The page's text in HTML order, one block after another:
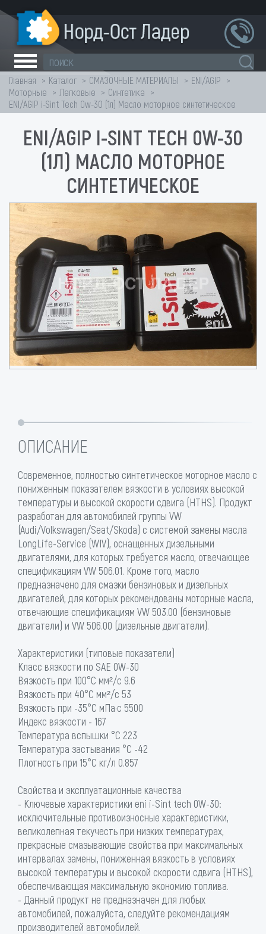
Главная Каталог СМАЗОЧНЫЕ МАТЕРИАЛЫ
ENI/AGIP
Моторные
Легковые
Синтетика
ENI/AGIP i-Sint Tech 0w-30 (1л) Масло моторное синтетическое
ENI/AGIP I-SINT TECH 0W-30
(1Л) МАСЛО МОТОРНОЕ
СИНТЕТИЧЕСКОЕ
ОПИСАНИЕ
Современное, полностью синтетическое моторное масло с
пониженным показателем вязкости в условиях высокой
температуры и высокой скорости сдвига (HTHS). Продукт
разработан для автомобилей группы VW
(Audi/Volkswagen/Seat/Skoda) с системой замены масла
LongLife-Service (WIV), оснащенных дизельными
двигателями, для которых требуется масло, отвечающее
спецификациям VW 506.01. Кроме того, масло
предназначено для смазки бензиновых и дизельных
двигателей, для которых рекомендованы моторные масла,
отвечающие спецификациям VW 503.00 (бензиновые
двигатели) и VW 506.00 (дизельные двигатели).
Характеристики (типовые показатели)
Класс вязкости по SAE 0W-30
Вязкость при 100°С мм²/с 9.6
Вязкость при 40°С мм²/с 53
Вязкость при -35°С мПа·с 5500
Индекс вязкости - 167
Температура вспышки °C 223
Температура застывания °C -42
Плотность при 15°С кг/л 0.857
Свойства и эксплуатационные качества
- Ключевые характеристики eni i-Sint tech 0W-30:
исключительные противоизносные характеристики,
великолепная текучесть при низких температурах,
прекрасные смазывающие свойства при максимальных
интервалах замены, пониженная вязкость в условиях
высокой температуры и высокой скорости сдвига (HTHS),
обеспечивающая максимальную экономию топлива.
- Данный продукт не предназначен для любых
автомобилей, пожалуйста, следуйте рекомендациям
производителей автомобилей.